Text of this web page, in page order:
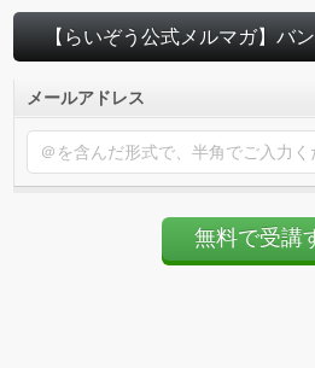
【らいぞう公式メルマガ】バ
メールアドレス